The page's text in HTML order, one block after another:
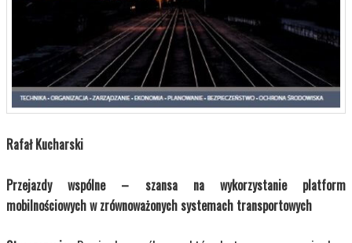
Rafał Kucharski
Przejazdy wspólne – szansa na wykorzystanie platform
mobilnościowych w zrównoważonych systemach transportowych